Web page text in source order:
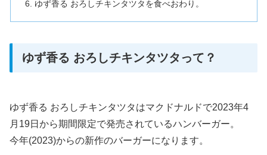
ゆず香る おろしチキンタツタを食べおわり。
ゆず香る おろしチキンタツタって？
ゆず香る おろしチキンタツタはマクドナルドで2023年4
月19日から期間限定で発売されているハンバーガー。
今年(2023)からの新作のバーガーになります。